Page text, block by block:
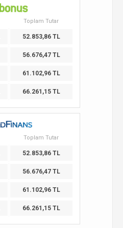
Toplam Tutar
52.853,86 TL
56.676,47 TL
61.102,96 TL
66.261,15 TL
Toplam Tutar
52.853,86 TL
56.676,47 TL
61.102,96 TL
66.261,15 TL